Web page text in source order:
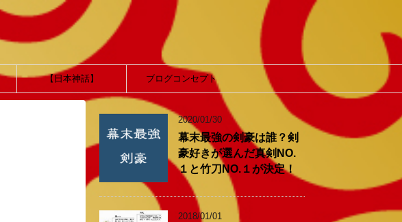
【日本神話】 ブログコンセプト
2020/01/30
幕末最強の剣豪は誰？剣
豪好きが選んだ真剣NO.
１と竹刀NO.１が決定！
2018/01/01